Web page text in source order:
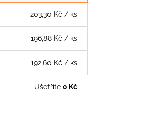
203,30 Kč / ks
196,88 Kč / ks
192,60 Kč / ks
Ušetříte 0 Kč